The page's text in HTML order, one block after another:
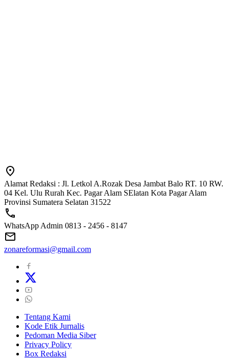
Alamat Redaksi : Jl. Letkol A.Rozak Desa Jambat Balo RT. 10 RW.
04 Kel. Ulu Rurah Kec. Pagar Alam SElatan Kota Pagar Alam
Provinsi Sumatera Selatan 31522
WhatsApp Admin 0813 - 2456 - 8147
zonareformasi@gmail.com
Tentang Kami
Kode Etik Jurnalis
Pedoman Media Siber
Privacy Policy
Box Redaksi